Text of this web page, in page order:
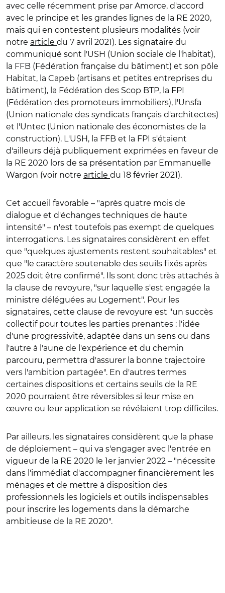
avec celle récemment prise par Amorce, d'accord
avec le principe et les grandes lignes de la RE 2020,
mais qui en contestent plusieurs modalités (voir
notre article du 7 avril 2021). Les signataire du
communiqué sont l'USH (Union sociale de l'habitat),
la FFB (Fédération française du bâtiment) et son pôle
Habitat, la Capeb (artisans et petites entreprises du
bâtiment), la Fédération des Scop BTP, la FPI
(Fédération des promoteurs immobiliers), l'Unsfa
(Union nationale des syndicats français d'architectes)
et l'Untec (Union nationale des économistes de la
construction). L'USH, la FFB et la FPI s'étaient
d'ailleurs déjà publiquement exprimées en faveur de
la RE 2020 lors de sa présentation par Emmanuelle
Wargon (voir notre article du 18 février 2021).
Cet accueil favorable – "après quatre mois de
dialogue et d'échanges techniques de haute
intensité" – n'est toutefois pas exempt de quelques
interrogations. Les signataires considèrent en effet
que "quelques ajustements restent souhaitables" et
que "le caractère soutenable des seuils fixés après
2025 doit être confirmé". Ils sont donc très attachés à
la clause de revoyure, "sur laquelle s'est engagée la
ministre déléguées au Logement". Pour les
signataires, cette clause de revoyure est "un succès
collectif pour toutes les parties prenantes : l'idée
d'une progressivité, adaptée dans un sens ou dans
l'autre à l'aune de l'expérience et du chemin
parcouru, permettra d'assurer la bonne trajectoire
vers l'ambition partagée". En d'autres termes
certaines dispositions et certains seuils de la RE
2020 pourraient être réversibles si leur mise en
œuvre ou leur application se révélaient trop difficiles.
Par ailleurs, les signataires considèrent que la phase
de déploiement – qui va s'engager avec l'entrée en
vigueur de la RE 2020 le 1er janvier 2022 – "nécessite
dans l'immédiat d'accompagner financièrement les
ménages et de mettre à disposition des
professionnels les logiciels et outils indispensables
pour inscrire les logements dans la démarche
ambitieuse de la RE 2020".